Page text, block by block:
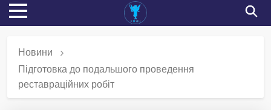
Новини
Підготовка до подальшого проведення
реставраційних робіт